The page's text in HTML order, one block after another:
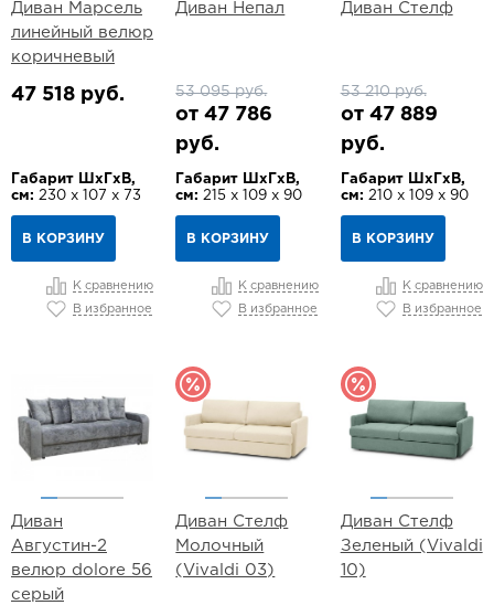
Диван Марсель
линейный велюр
коричневый
47 518 руб.
Габарит ШхГхВ,
см: 230 х 107 х 73
В КОРЗИНУ
К сравнению
В избранное
Диван Непал
53 095 руб.
от 47 786
руб.
Габарит ШхГхВ,
см: 215 х 109 х 90
В КОРЗИНУ
К сравнению
В избранное
Диван Стелф
53 210 руб.
от 47 889
руб.
Габарит ШхГхВ,
см: 210 х 109 х 90
В КОРЗИНУ
К сравнению
В избранное
Диван
Августин-2
велюр dolore 56
серый
Диван Стелф
Молочный
(Vivaldi 03)
Диван Стелф
Зеленый (Vivaldi
10)